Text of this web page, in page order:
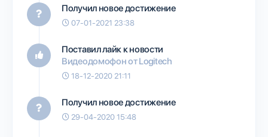
Получил новое достижение
07-01-2021 23:38
Поставил лайк к новости
Видеодомофон от Logitech
18-12-2020 21:11
Получил новое достижение
29-04-2020 15:48